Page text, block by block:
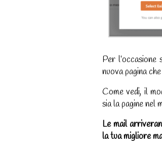
Per
nuova pagina
Come vedi, il
sia la pagine nel
Le mail
la tua migliore